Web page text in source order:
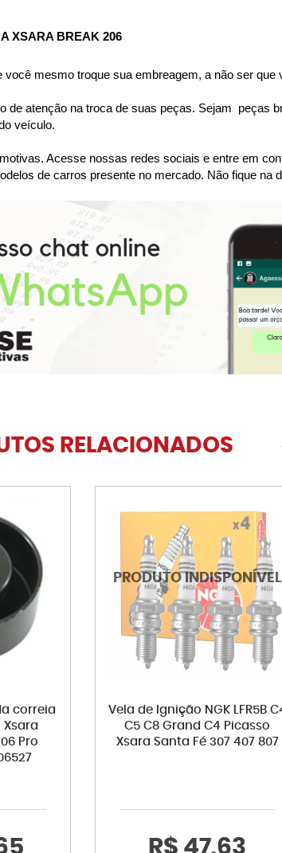
XSARA BREAK 206
mesmo troque sua embreagem, a não ser que
atenção na troca de suas peças. Sejam  peças
veículo.
Acesse nossas redes sociais e entre em
de carros presente no mercado. Não fique na
RELACIONADOS
correia
Xsara
Pro
Vela de Ignição NGK LFR5B
C5 C8 Grand C4 Picasso
Xsara Santa Fé 307 407 807
R$ 47,63